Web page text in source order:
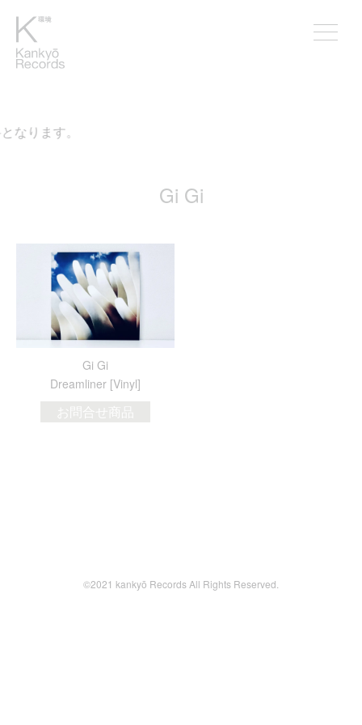
なります。
Gi Gi
Gi Gi
Dreamliner [Vinyl]
お問合せ商品
©2021 kankyō Records All Rights Reserved.